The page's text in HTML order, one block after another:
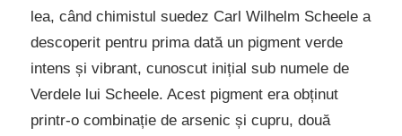
lea, când chimistul suedez Carl Wilhelm Scheele a
descoperit pentru prima dată un pigment verde
intens și vibrant, cunoscut inițial sub numele de
Verdele lui Scheele. Acest pigment era obținut
printr-o combinație de arsenic și cupru, două